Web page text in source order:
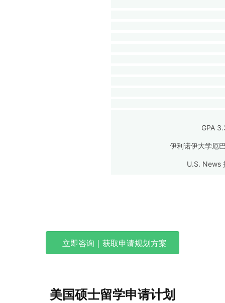
U.S. News
伊利诺伊大学厄
U.S. News
GPA
伊利诺伊大学厄
U.S. News
立即咨询｜获取申请规划方案
美国硕士留学申请计划